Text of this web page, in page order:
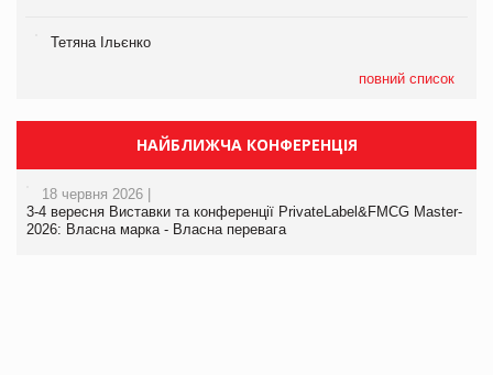
Тетяна Ільєнко
повний список
НАЙБЛИЖЧА КОНФЕРЕНЦІЯ
18 червня 2026 |
3-4 вересня Виставки та конференції PrivateLabel&FMCG Master-
2026: Власна марка - Власна перевага